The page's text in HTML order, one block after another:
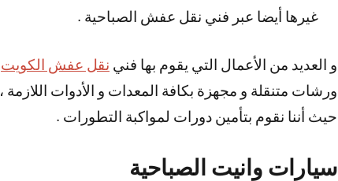
غيرها أيضا عبر فني نقل عفش الصباحية .
و العديد من الأعمال التي يقوم بها فني نقل عفش الكويت
ورشات متنقلة و مجهزة بكافة المعدات و الأدوات اللازمة
حيث أننا نقوم بتأمين دورات لمواكبة التطورات .
سيارات وانيت الصباحية